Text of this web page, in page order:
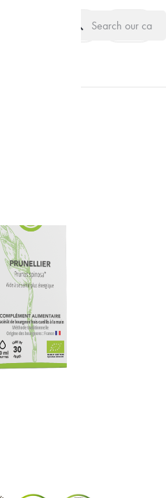
search
(0)